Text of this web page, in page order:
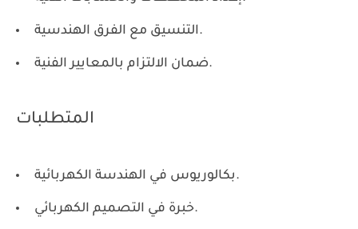
التنسيق مع الفرق الهندسية.
ضمان الالتزام بالمعايير الفنية.
المتطلبات
بكالوريوس في الهندسة الكهربائية.
خبرة في التصميم الكهربائي.